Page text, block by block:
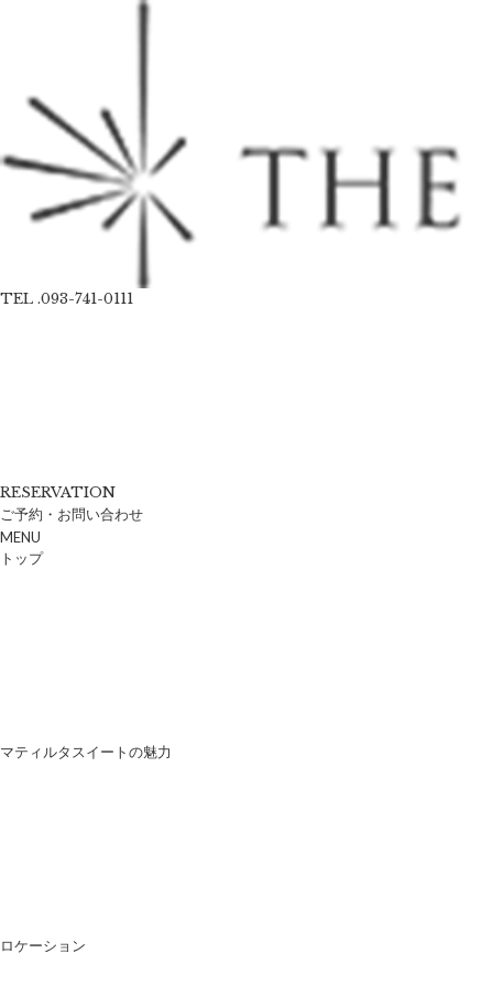
TEL .093-741-0111
RESERVATION
ご予約・お問い合わせ
MENU
トップ
マティルタスイートの魅力
ロケーション